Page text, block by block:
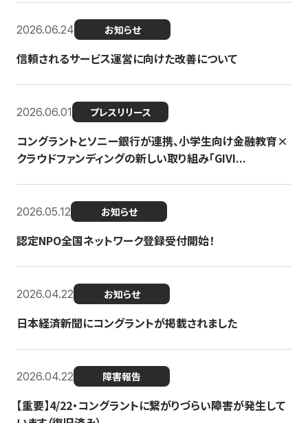
2026.06.24 お知らせ
信頼されるサービス運営に向けた改善について
2026.06.01 プレスリリース
コングラントとソニー銀行が連携、小学生向け金融教育×
クラウドファンディングの新しい取り組み「GIVI...
2026.05.12 お知らせ
認定NPO全国ネットワーク登録受付開始！
2026.04.22 お知らせ
日本経済新聞にコングラントが掲載されました
2026.04.22 障害報告
【重要】4/22・コングラントに繋がりづらい障害が発生して